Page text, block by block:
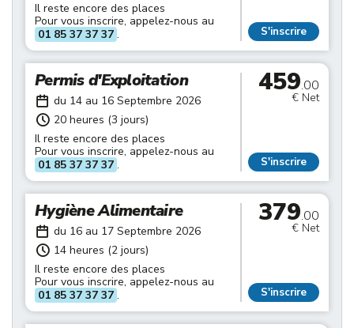
Il reste encore des places
Pour vous inscrire, appelez-nous au
01 85 37 37 37 . S'inscrire
Permis d'Exploitation
du 14 au 16 Septembre 2026
20 heures (3 jours)
Il reste encore des places
Pour vous inscrire, appelez-nous au
01 85 37 37 37 .
459.00
€ Net
S'inscrire
Hygiène Alimentaire
du 16 au 17 Septembre 2026
14 heures (2 jours)
Il reste encore des places
Pour vous inscrire, appelez-nous au
01 85 37 37 37 .
379.00
€ Net
S'inscrire